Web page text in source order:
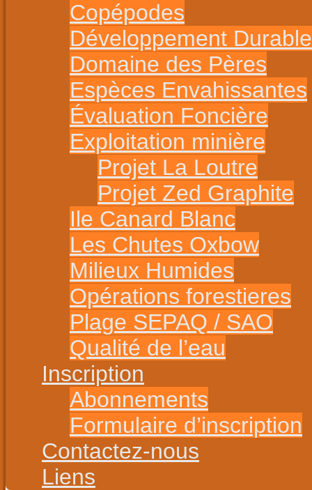
Copépodes
Développement Durable
Domaine des Pères
Espèces Envahissantes
Évaluation Foncière
Exploitation minière
Projet La Loutre
Projet Zed Graphite
Ile Canard Blanc
Les Chutes Oxbow
Milieux Humides
Opérations forestieres
Plage SEPAQ / SAO
Qualité de l’eau
Inscription
Abonnements
Formulaire d’inscription
Contactez-nous
Liens